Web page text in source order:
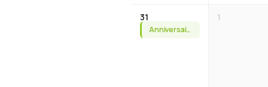
31
Anniversaires Juillet &#038; Août
1